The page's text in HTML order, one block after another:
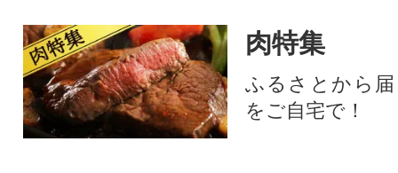
肉特集
ふるさとから
をご自宅で！